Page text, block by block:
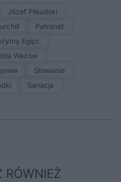
Józef Piłsudski
patronat
Egipt
Wazów
Słowianie
sanacja
RÓWNIEŻ